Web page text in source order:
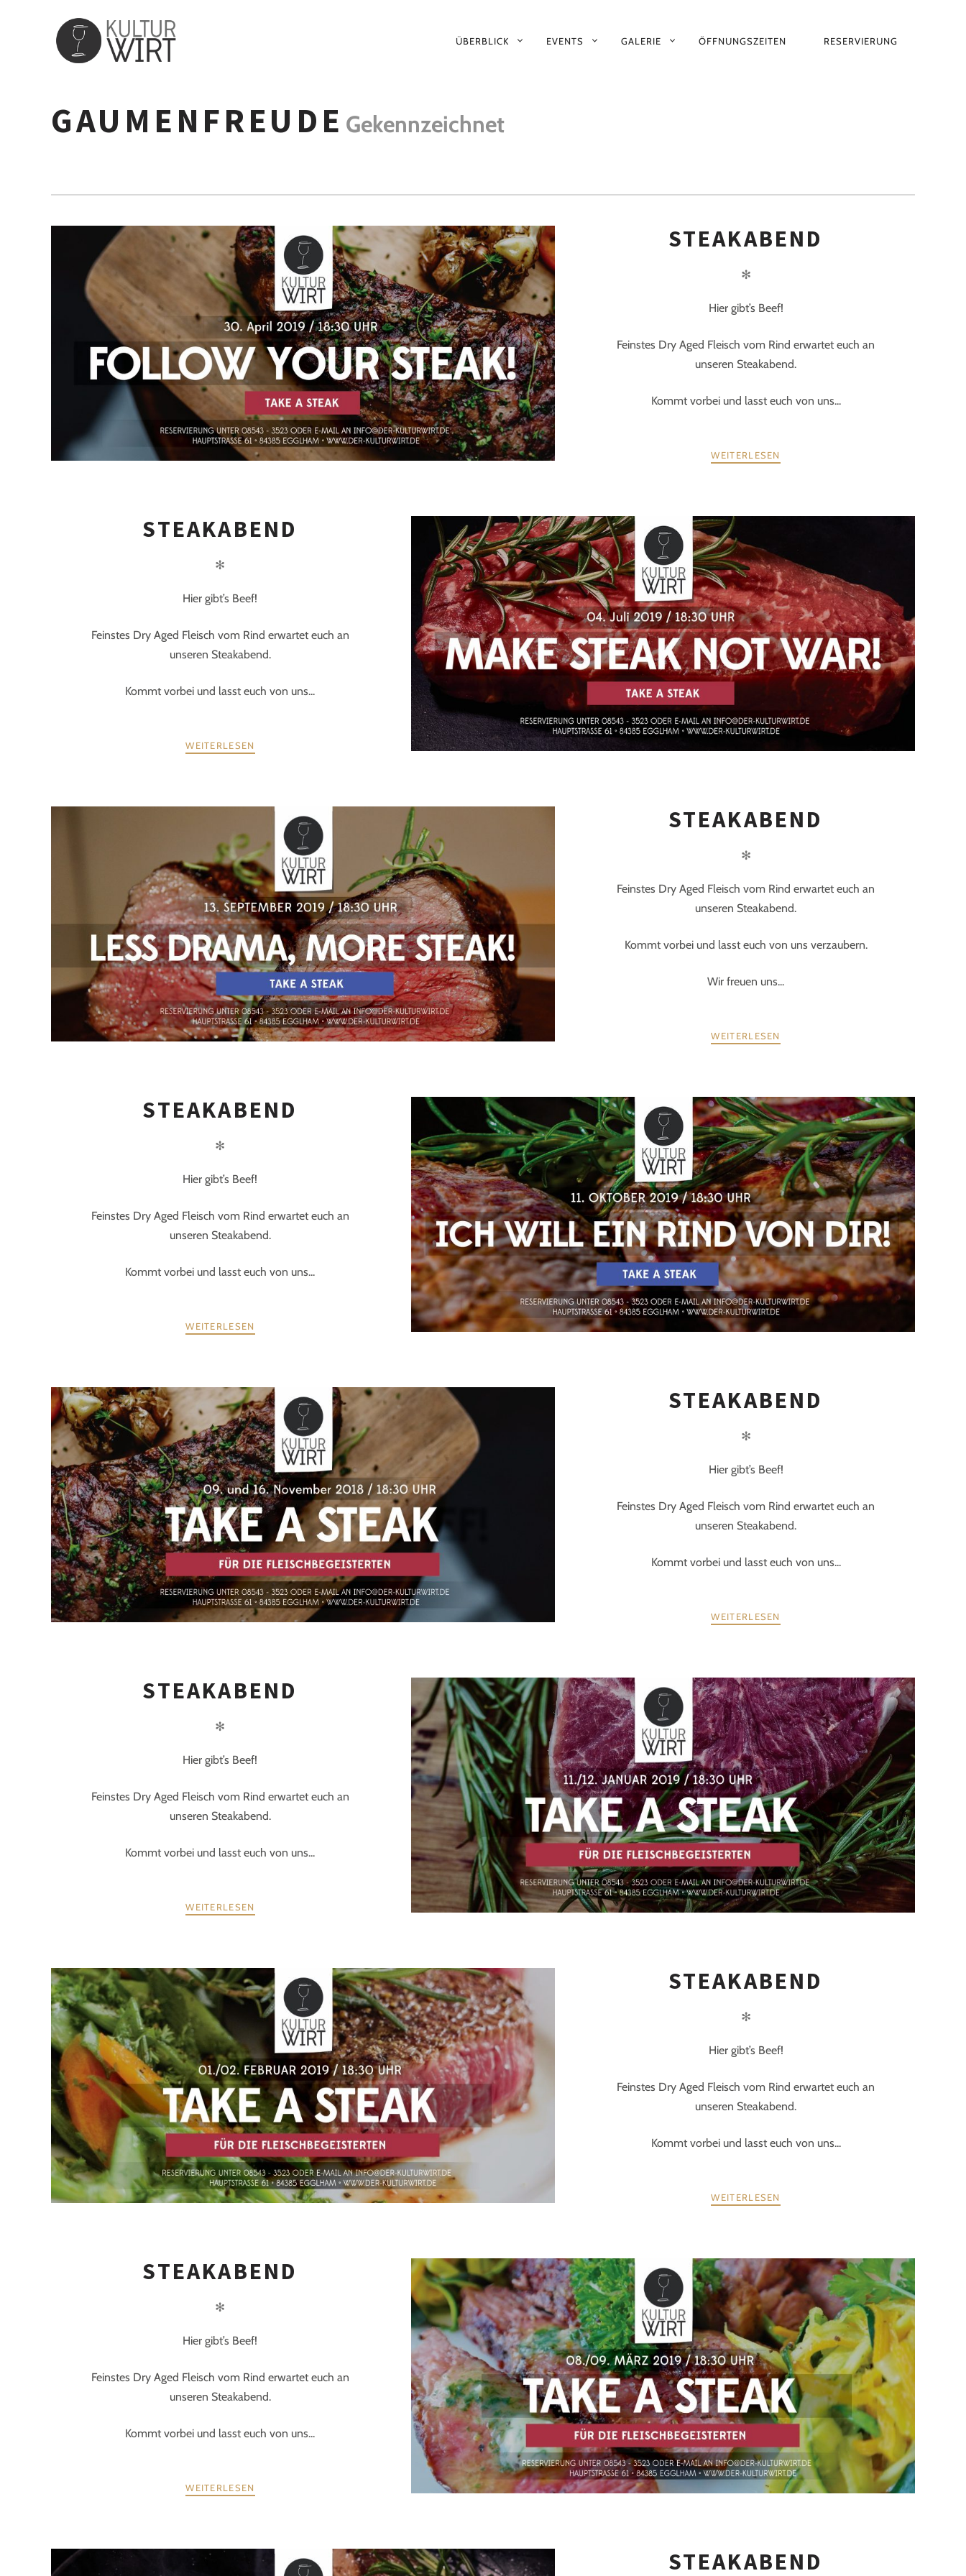
PRIMÄR-
ÜBERBLICK EVENTS GALERIE ÖFFNUNGSZEITEN RESERVIERUNG
GAUMENFREUDE Gekennzeichnet
STEAKABEND
✻
Hier gibt’s Beef!
Feinstes Dry Aged Fleisch vom Rind erwartet euch an
unseren Steakabend.
Kommt vorbei und lasst euch von uns...
WEITERLESEN
STEAKABEND
✻
Hier gibt’s Beef!
Feinstes Dry Aged Fleisch vom Rind erwartet euch an
unseren Steakabend.
Kommt vorbei und lasst euch von uns...
WEITERLESEN
STEAKABEND
✻
Feinstes Dry Aged Fleisch vom Rind erwartet euch an
unseren Steakabend.
Kommt vorbei und lasst euch von uns verzaubern.
Wir freuen uns...
WEITERLESEN
STEAKABEND
✻
Hier gibt’s Beef!
Feinstes Dry Aged Fleisch vom Rind erwartet euch an
unseren Steakabend.
Kommt vorbei und lasst euch von uns...
WEITERLESEN
STEAKABEND
✻
Hier gibt’s Beef!
Feinstes Dry Aged Fleisch vom Rind erwartet euch an
unseren Steakabend.
Kommt vorbei und lasst euch von uns...
WEITERLESEN
STEAKABEND
✻
Hier gibt’s Beef!
Feinstes Dry Aged Fleisch vom Rind erwartet euch an
unseren Steakabend.
Kommt vorbei und lasst euch von uns...
WEITERLESEN
STEAKABEND
✻
Hier gibt’s Beef!
Feinstes Dry Aged Fleisch vom Rind erwartet euch an
unseren Steakabend.
Kommt vorbei und lasst euch von uns...
WEITERLESEN
STEAKABEND
✻
Hier gibt’s Beef!
Feinstes Dry Aged Fleisch vom Rind erwartet euch an
unseren Steakabend.
Kommt vorbei und lasst euch von uns...
WEITERLESEN
STEAKABEND